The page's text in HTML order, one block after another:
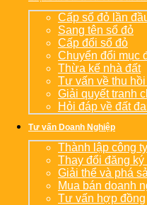
Cấp sổ đỏ lần
Sang tên sổ đỏ
Cấp đổi sổ đỏ
Chuyển đổi mục
Thừa kế nhà đất
Tư vấn về thu
Giải quyết tranh
Hỏi đáp về đất
Tư vấn Doanh Nghiệp
Thành lập công ty
Thay đổi đăng ký
Giải thể và phá
Mua bán doanh
Tư vấn hợp đồng